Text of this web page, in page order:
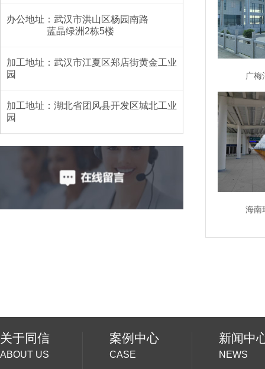
办公地址：武汉市洪山区杨园南路
蓝晶绿洲2栋5楼
加工地址：武汉市江夏区郑店街黄金工业
园
加工地址：湖北省团风县开发区城北工业
园
广梅
海南
关于同信
ABOUT US
案例中心
CASE
新闻中
NEWS